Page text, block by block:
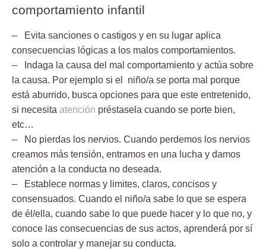
comportamiento infantil
– Evita sanciones o castigos y en su lugar aplica
consecuencias lógicas a los malos comportamientos.
– Indaga la causa del mal comportamiento y actúa sobre
la causa. Por ejemplo si el niño/a se porta mal porque
está aburrido, busca opciones para que este entretenido,
si necesita atención préstasela cuando se porte bien,
etc…
– No pierdas los nervios. Cuando perdemos los nervios
creamos más tensión, entramos en una lucha y damos
atención a la conducta no deseada.
– Establece normas y limites, claros, concisos y
consensuados. Cuando el niño/a sabe lo que se espera
de él/ella, cuando sabe lo que puede hacer y lo que no, y
conoce las consecuencias de sus actos, aprenderá por sí
solo a controlar y manejar su conducta.